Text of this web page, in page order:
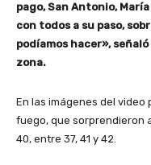
pago, San Antonio,
con todos a su paso,
podíamos hacer»,
zona.
En las imágenes del
fuego, que sorprendieron
40, entre 37, 41 y 42.